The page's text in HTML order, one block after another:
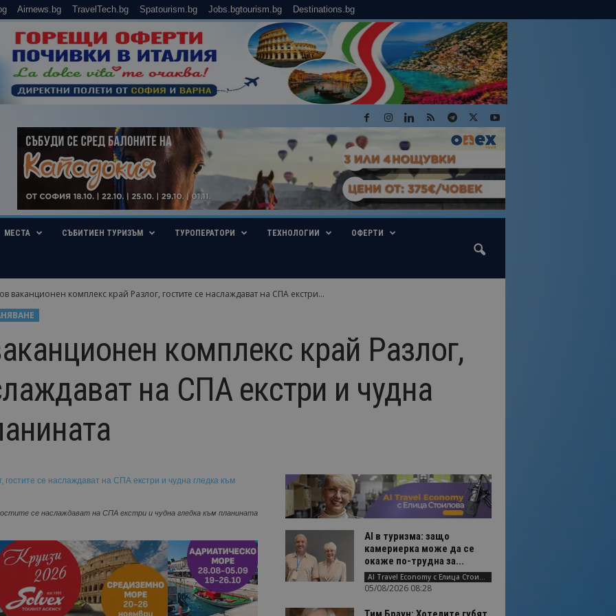
Airnews.bg TravelTech.bg Spatourism.bg Jobs.bgtourism.bg Destinations.bg
МЕСТА СЪБИТИЕН ТУРИЗЪМ ТУРОПЕРАТОРИ ТЕХНОЛОГИИ ОФЕРТИ
ваканционен комплекс край Разлог, гостите се наслаждават на СПА екстри...
комплекс край Разлог,
на СПА екстри и чудна
се наслаждават на СПА екстри и чудна гледка към планината
AI в туризма: защо
камериерка може да се
окаже по-трудна за...
AI Travel Economy с Елица Стоилова
05/08/2026 08:28